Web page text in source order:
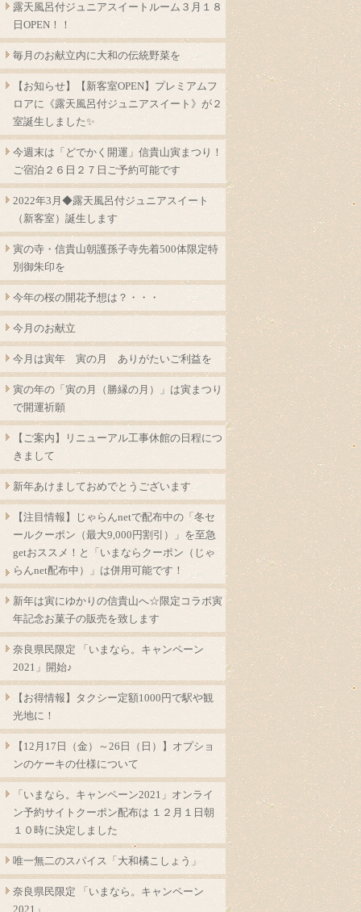
露天風呂付ジュニアスイートルーム３月１８
日OPEN！！
毎月のお献立内に大和の伝統野菜を
【お知らせ】【新客室OPEN】プレミアムフ
ロアに《露天風呂付ジュニアスイート》が２
室誕生しました✨
今週末は「どでかく開運」信貴山寅まつり！
ご宿泊２６日２７日ご予約可能です
2022年3月◆露天風呂付ジュニアスイート
（新客室）誕生します
寅の寺・信貴山朝護孫子寺先着500体限定特
別御朱印を
今年の桜の開花予想は？・・・
今月のお献立
今月は寅年 寅の月 ありがたいご利益を
寅の年の「寅の月（勝縁の月）」は寅まつり
で開運祈願
【ご案内】リニューアル工事休館の日程につ
きまして
新年あけましておめでとうございます
【注目情報】じゃらんnetで配布中の「冬セ
ールクーポン（最大9,000円割引）」を至急
getおススメ！と「いまならクーポン（じゃ
らんnet配布中）」は併用可能です！
新年は寅にゆかりの信貴山へ☆限定コラボ寅
年記念お菓子の販売を致します
奈良県民限定 「いまなら。キャンペーン
2021」開始♪
【お得情報】タクシー定額1000円で駅や観
光地に！
【12月17日（金）～26日（日）】オプショ
ンのケーキの仕様について
「いまなら。キャンペーン2021」オンライ
ン予約サイトクーポン配布は １２月１日朝
１０時に決定しました
唯一無二のスパイス「大和橘こしょう」
奈良県民限定 「いまなら。キャンペーン
2021」